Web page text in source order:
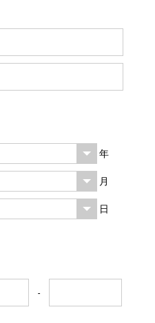
年
月
日
-